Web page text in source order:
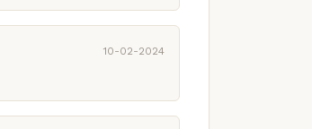
10-02-2024